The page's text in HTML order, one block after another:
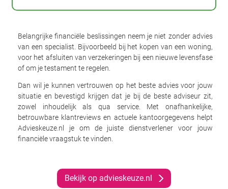
Belangrijke financiële beslissingen neem je niet zonder advies
van een specialist. Bijvoorbeeld bij het kopen van een woning,
voor het afsluiten van verzekeringen bij een nieuwe levensfase
of om je testament te regelen.
Dan wil je kunnen vertrouwen op het beste advies voor jouw
situatie en bevestigd krijgen dat je bij de beste adviseur zit,
zowel inhoudelijk als qua service. Met onafhankelijke,
betrouwbare klantreviews en actuele kantoorgegevens helpt
Advieskeuze.nl je om de juiste dienstverlener voor jouw
financiële vraagstuk te vinden.
Bekijk op advieskeuze.nl